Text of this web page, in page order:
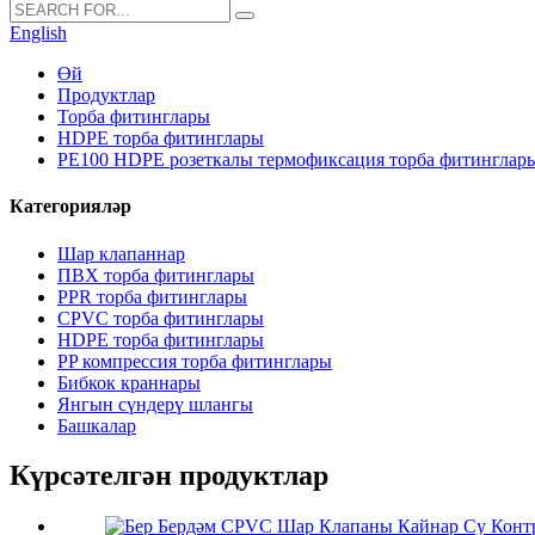
English
Өй
Продуктлар
Торба фитинглары
HDPE торба фитинглары
PE100 HDPE розеткалы термофиксация торба
Категорияләр
Шар клапаннар
ПВХ торба фитинглары
PPR торба фитинглары
CPVC торба фитинглары
HDPE торба фитинглары
PP компрессия торба фитинглары
Бибкок краннары
Янгын сүндерү шлангы
Башкалар
Күрсәтелгән продуктлар